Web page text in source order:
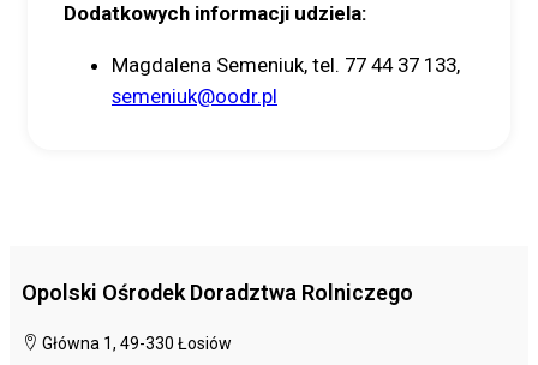
Dodatkowych informacji udziela:
Magdalena Semeniuk, tel. 77 44 37 133,
semeniuk@oodr.pl
Opolski Ośrodek Doradztwa Rolniczego
Główna 1, 49-330 Łosiów